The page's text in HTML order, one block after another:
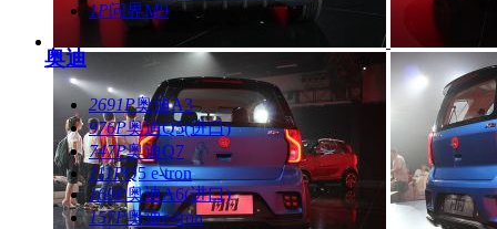
1P问界M9
奥迪
2691P奥迪A3
976P奥迪Q5(进口)
747P奥迪Q7
111PQ5 e-tron
169P奥迪A6(进口)
157P奥迪e-tron